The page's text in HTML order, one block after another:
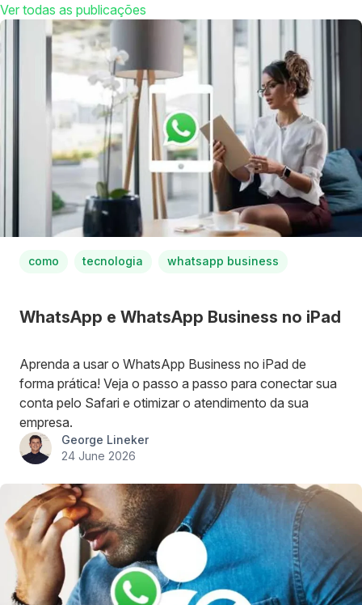
Ver todas as publicações
como tecnologia whatsapp business
WhatsApp e WhatsApp Business no iPad
Aprenda a usar o WhatsApp Business no iPad de
forma prática! Veja o passo a passo para conectar sua
conta pelo Safari e otimizar o atendimento da sua
empresa.
George Lineker
24 June 2026